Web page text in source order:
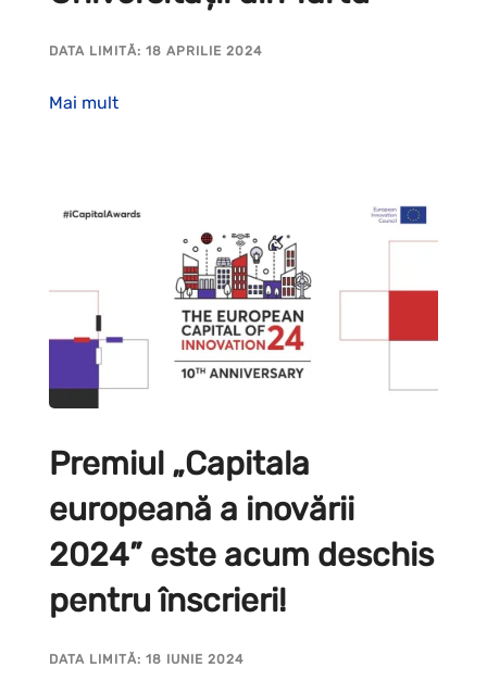
DATA LIMITĂ: 18 APRILIE 2024
Mai mult
Premiul „Capitala
europeană a inovării
2024” este acum deschis
pentru înscrieri!
DATA LIMITĂ: 18 IUNIE 2024